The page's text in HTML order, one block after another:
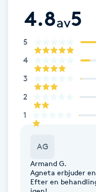
Friskvård
Friskvårdsmassage
Frisör
Funktionsanalys
Färgning
4.8av5
5
4
3
2
1
AG
Armand G.
Agneta erbjuder
Efter en